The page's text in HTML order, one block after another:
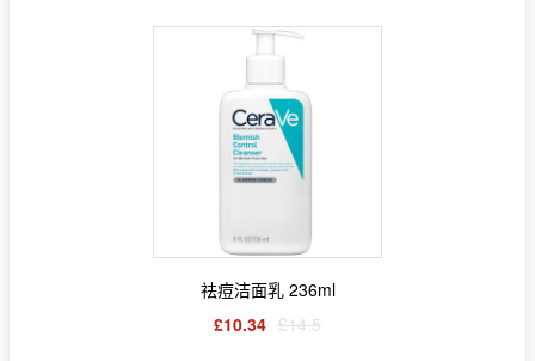
祛痘洁面乳 236ml
£10.34 £14.5